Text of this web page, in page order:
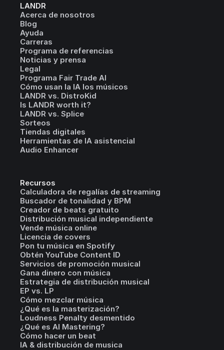
LANDR
Acerca de nosotros
Blog
Ayuda
Carreras
Programa de referencias
Noticias y prensa
Legal
Programa Fair Trade AI
Cómo usan la IA los músicos
LANDR vs. DistroKid
Is LANDR worth it?
LANDR vs. Splice
Sorteos
Tiendas digitales
Herramientas de IA asistencial
Audio Enhancer
Recursos
Calculadora de regalías de streaming
Buscador de tonalidad y BPM
Creador de beats gratuito
Distribución musical independiente
Vende música online
Licencia de covers
Pon tu música en Spotify
Obtén YouTube Content ID
Servicios de promoción musical
Gana dinero con música
Estrategia de distribución musical
EP vs. LP
Cómo mezclar música
¿Qué es la masterización?
Loudness Penalty desmentido
¿Qué es AI Mastering?
Cómo hacer un beat
IA & distribución de musica